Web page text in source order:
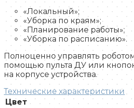
«Локальный»;
«Уборка по краям»;
«Планирование работы»;
«Уборка по расписанию».
Полноценно управлять
помощью пульта ДУ или
на корпусе устройства.
Технические характеристики
Цвет